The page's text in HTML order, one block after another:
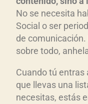
No se necesita
Social o ser
de
sobre todo,
Cuando tú entras
que llevas una
necesitas, estás